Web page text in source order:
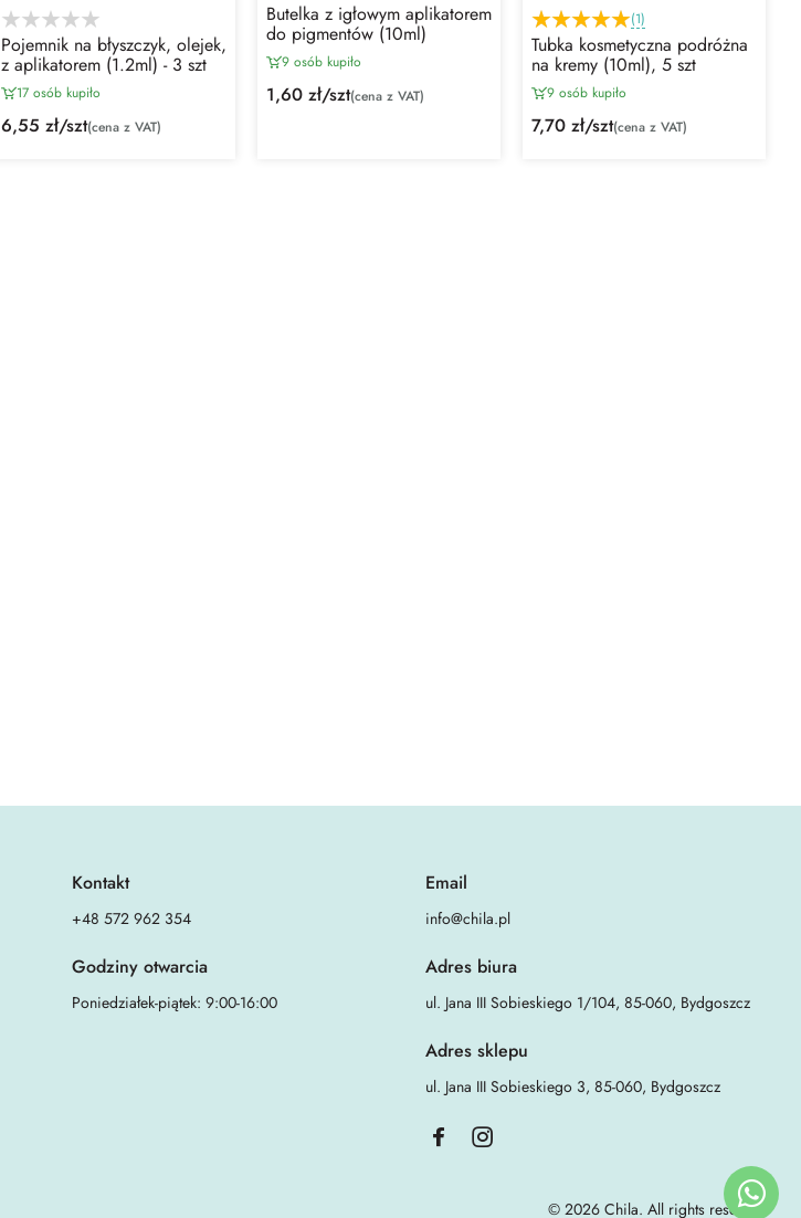
Pojemnik na błyszczyk, olejek,
z aplikatorem (1.2ml) - 3 szt
17 osób kupiło
6,55 zł/szt(cena z VAT)
Butelka z igłowym aplikatorem
do pigmentów (10ml)
9 osób kupiło
1,60 zł/szt(cena z VAT)
(1)
Tubka kosmetyczna podróżna
na kremy (10ml), 5 szt
9 osób kupiło
7,70 zł/szt(cena z VAT)
Kontakt
+48 572 962 354
Godziny otwarcia
Poniedziałek-piątek: 9:00-16:00
Email
info@chila.pl
Adres biura
ul. Jana III Sobieskiego 1/104, 85-060, Bydgoszcz
Adres sklepu
ul. Jana III Sobieskiego 3, 85-060, Bydgoszcz
© 2026 Chila. All rights reserved